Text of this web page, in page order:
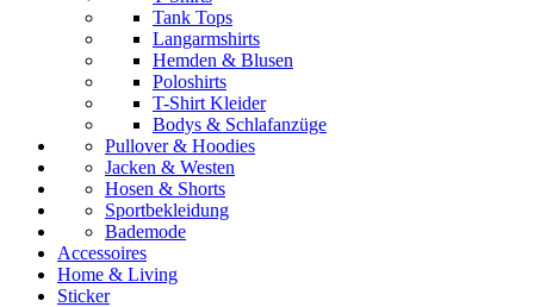
Tank Tops
Langarmshirts
Hemden & Blusen
Poloshirts
T-Shirt Kleider
Bodys & Schlafanzüge
Pullover & Hoodies
Jacken & Westen
Hosen & Shorts
Sportbekleidung
Bademode
Accessoires
Home & Living
Sticker